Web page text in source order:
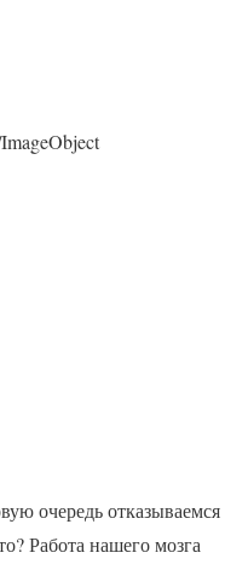
очередь отказываемся
Работа нашего мозга